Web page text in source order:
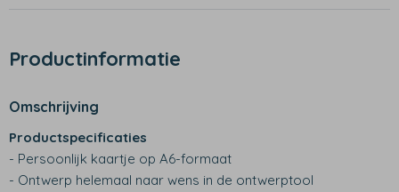
Productinformatie
Omschrijving
Productspecificaties
- Persoonlijk kaartje op A6-formaat
- Ontwerp helemaal naar wens in de ontwerptool